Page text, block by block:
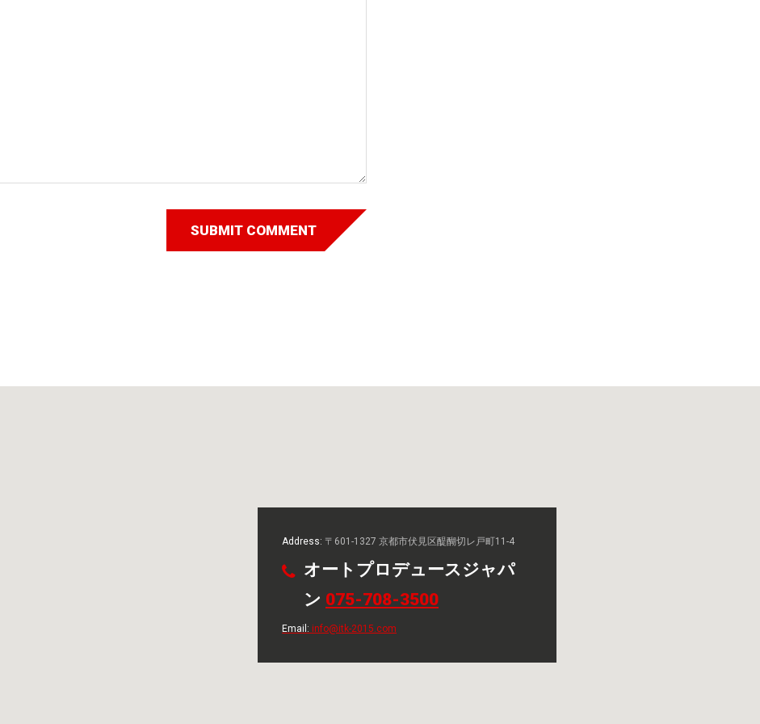
Address: 〒601-1327 京都市伏見区醍醐切レ戸町11-4
オートプロデュースジャパ
ン 075-708-3500
Email: info@itk-2015.com